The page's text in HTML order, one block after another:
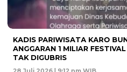
KADIS PARIWISATA KARO
ANGGARAN 1 MILIAR
TAK DIGUBRIS